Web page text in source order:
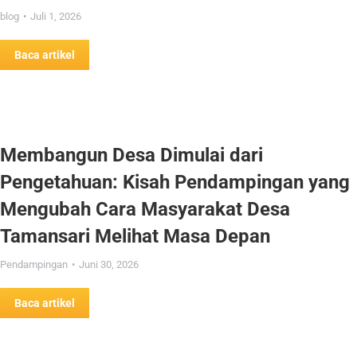
blog Juli 1, 2026
Baca artikel
Membangun Desa Dimulai dari
Pengetahuan: Kisah Pendampingan yang
Mengubah Cara Masyarakat Desa
Tamansari Melihat Masa Depan
Pendampingan Juni 30, 2026
Baca artikel